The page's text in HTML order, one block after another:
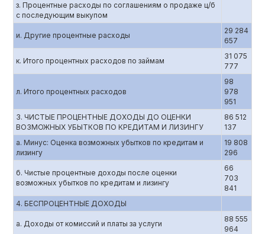
з. Процентные расходы по соглашениям о продаже ц/б
с последующим выкупом
и. Другие процентные расходы
29 284
657
к. Итого процентных расходов по займам
31 075
777
л. Итого процентных расходов
98
978
951
3. ЧИСТЫЕ ПРОЦЕНТНЫЕ ДОХОДЫ ДО ОЦЕНКИ
ВОЗМОЖНЫХ УБЫТКОВ ПО КРЕДИТАМ И ЛИЗИНГУ
86 512
137
а. Минус: Оценка возможных убытков по кредитам и
лизингу
19 808
296
б. Чистые процентные доходы после оценки
возможных убытков по кредитам и лизингу
66
703
841
4. БЕСПРОЦЕНТНЫЕ ДОХОДЫ
а. Доходы от комиссий и платы за услуги
88 555
964